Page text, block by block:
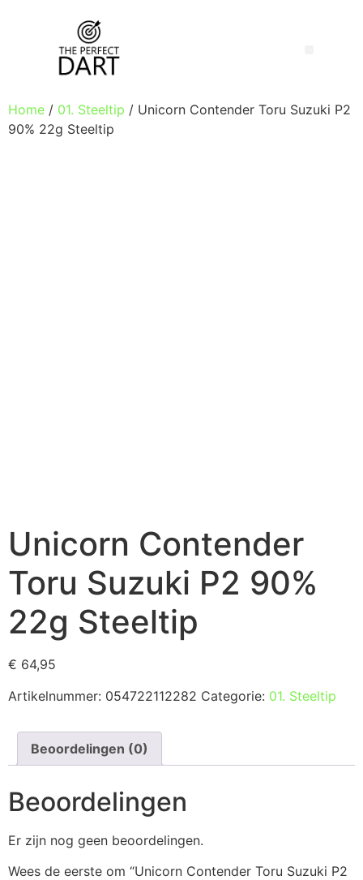
Home / 01. Steeltip / Unicorn Contender Toru Suzuki P2
90% 22g Steeltip
Unicorn Contender
Toru Suzuki P2 90%
22g Steeltip
€ 64,95
Artikelnummer: 054722112282 Categorie: 01. Steeltip
Beoordelingen (0)
Beoordelingen
Er zijn nog geen beoordelingen.
Wees de eerste om “Unicorn Contender Toru Suzuki P2